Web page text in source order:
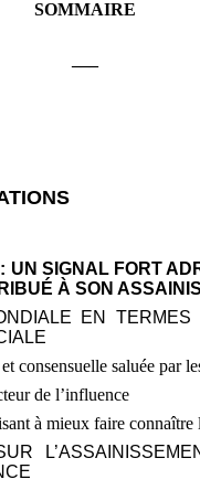
SOMMAIRE
: UN SIGNAL FORT
À SON
EN TERMES
consensuelle saluée par
de l’influence
à mieux faire connaître